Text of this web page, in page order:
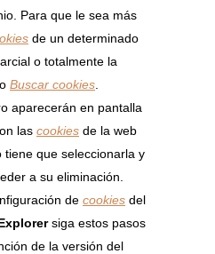
Para que le sea más
de un determinado
o totalmente la
Buscar cookies
aparecerán en pantalla
las cookies de la web
tiene que seleccionarla y
a su eliminación.
de cookies del
siga estos pasos
de la versión del